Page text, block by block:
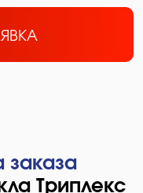
заказа
Триплекс